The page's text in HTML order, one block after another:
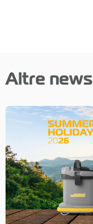
Altre news